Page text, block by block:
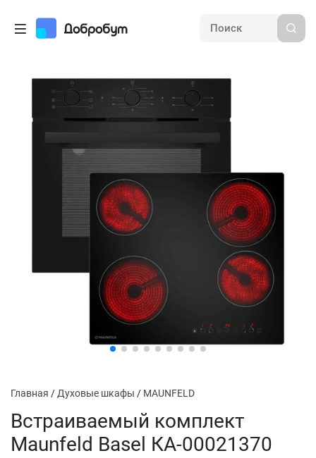
Главная / Духовые шкафы / MAUNFELD
Встраиваемый комплект
Maunfeld Basel КА-00021370